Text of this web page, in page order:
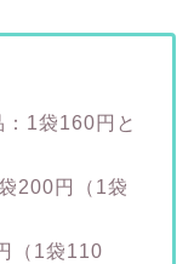
1袋160円と
200円（1袋
（1袋110